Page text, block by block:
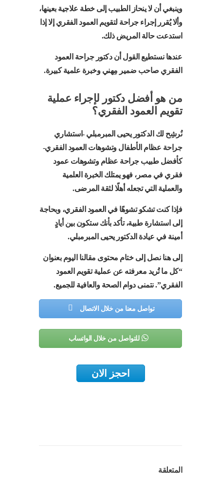
وينبغي أن لا ينحاز الطبيب إلى خطة علاجية بعينها،
وألا يُقرر إجراء جراحة لتقويم العمود الفقري إلا إذا
استدعت حالة المريض ذلك.
عندها نستطيع القول أن دكتور جراحة العمود
الفقري صاحب ضمير مِهني وخبرة علمية كبيرة.
من هو أفضل دكتور لإجراء عملية
تقويم العمود الفقري؟
نُرشِح لك الدكتور يحيى المبرمبلي -استشاري
جراحة عظام الأطفال وتشوهات العمود الفقري-
كأفضل طبيب جراحة عظام وتشوهات عمود
فقري في مصر، فهو يمتلك الخبرة العلمية
والعملية التي تجعله أهلًا لثقة المرضى.
فإذا كنت تشكو تشوهًا في العمود الفقري، وبحاجة
إلى استشارة طبية، تأكد بأنك ستكون بين أيادٍ
أمينة في عيادة الدكتور يحيى المبرمبلي.
إلى هنا نصل إلى ختام محتوى مقالنا اليوم بعنوان
“كل ما تُريد معرفته عن عملية تقويم العمود
الفقري”. نتمنى دوام الصحة والعافية للجميع.
تواصل معنا من خلال الاتصال
للتواصل من خلال الواتساب
احجز الان
المتعلقة